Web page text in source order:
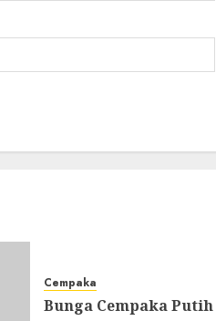
Cempaka
Bunga Cempaka Putih